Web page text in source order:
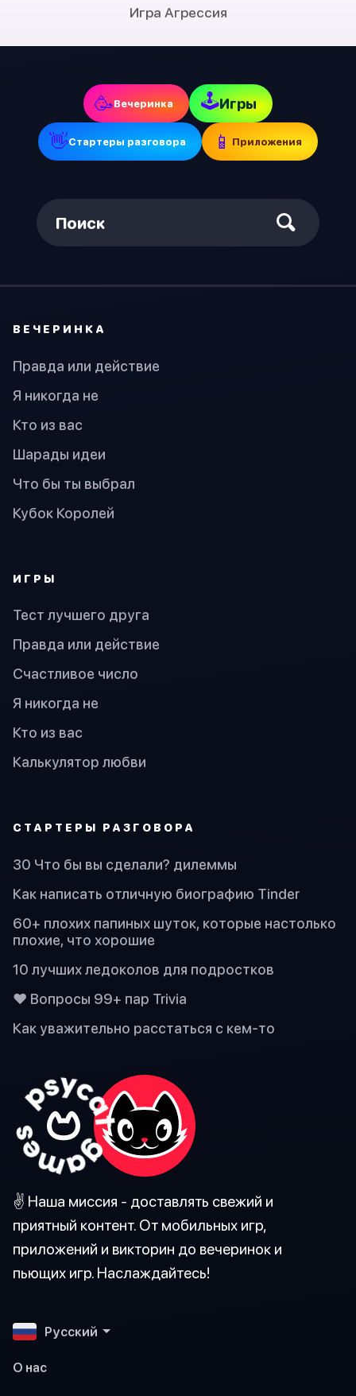
Игра Агрессия
🥳Вечеринка 🕹Игры
👋Стартеры разговора 📱 Приложения
Поиск
ВЕЧЕРИНКА
Правда или действие
Я никогда не
Кто из вас
Шарады идеи
Что бы ты выбрал
Кубок Королей
ИГРЫ
Тест лучшего друга
Правда или действие
Счастливое число
Я никогда не
Кто из вас
Калькулятор любви
СТАРТЕРЫ РАЗГОВОРА
30 Что бы вы сделали? дилеммы
Как написать отличную биографию Tinder
60+ плохих папиных шуток, которые настолько
плохие, что хорошие
10 лучших ледоколов для подростков
❤️ Вопросы 99+ пар Trivia
Как уважительно расстаться с кем-то
✌️ Наша миссия - доставлять свежий и
приятный контент. От мобильных игр,
приложений и викторин до вечеринок и
пьющих игр. Наслаждайтесь!
Pусский
О нас